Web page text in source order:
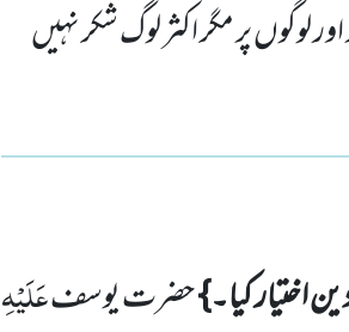
لوگوں پر مگر اکثر لوگ شکر نہیں
اختیار کیا۔}حضرت یوسفعَلَیْہِ